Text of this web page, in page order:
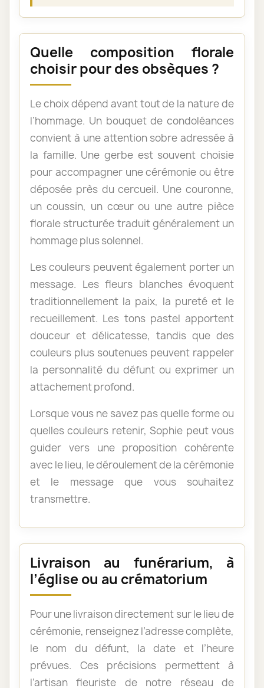
Quelle composition florale
choisir pour des obsèques ?
Le choix dépend avant tout de la nature de
l’hommage. Un bouquet de condoléances
convient à une attention sobre adressée à
la famille. Une gerbe est souvent choisie
pour accompagner une cérémonie ou être
déposée près du cercueil. Une couronne,
un coussin, un cœur ou une autre pièce
florale structurée traduit généralement un
hommage plus solennel.
Les couleurs peuvent également porter un
message. Les fleurs blanches évoquent
traditionnellement la paix, la pureté et le
recueillement. Les tons pastel apportent
douceur et délicatesse, tandis que des
couleurs plus soutenues peuvent rappeler
la personnalité du défunt ou exprimer un
attachement profond.
Lorsque vous ne savez pas quelle forme ou
quelles couleurs retenir, Sophie peut vous
guider vers une proposition cohérente
avec le lieu, le déroulement de la cérémonie
et le message que vous souhaitez
transmettre.
Livraison au funérarium, à
l’église ou au crématorium
Pour une livraison directement sur le lieu de
cérémonie, renseignez l’adresse complète,
le nom du défunt, la date et l’heure
prévues. Ces précisions permettent à
l’artisan fleuriste de notre réseau de